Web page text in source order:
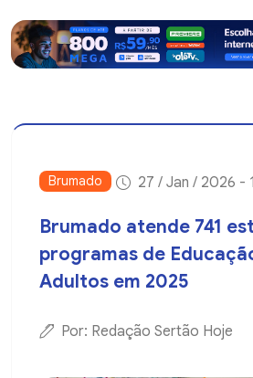
Brumado 27 / Jan / 2026 -
Brumado atende 741
programas de
Adultos em 2025
Por: Redação Sertão Hoje